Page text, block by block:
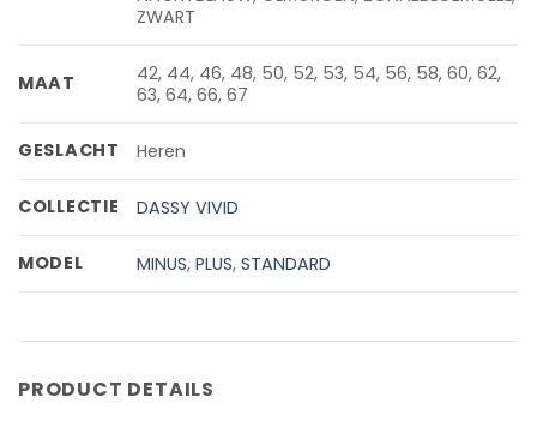
ZWART
MAAT
42, 44, 46, 48, 50, 52, 53, 54, 56, 58, 60, 62,
63, 64, 66, 67
GESLACHT Heren
COLLECTIE DASSY VIVID
MODEL MINUS,PLUS,STANDARD
PRODUCT DETAILS